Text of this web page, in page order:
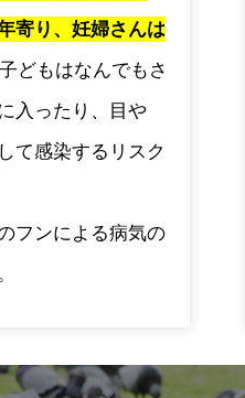
寄り、妊婦さんは
どもはなんでもさ
入ったり、目や
て感染するリスク
フンによる病気の